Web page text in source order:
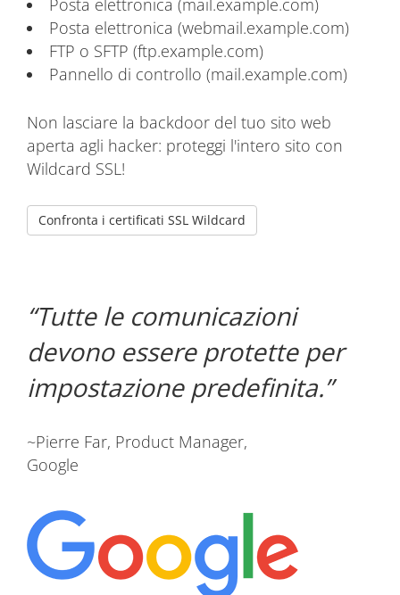
Posta elettronica (mail.example.com)
Posta elettronica (webmail.example.com)
FTP o SFTP (ftp.example.com)
Pannello di controllo (mail.example.com)
Non lasciare la backdoor del tuo sito web
aperta agli hacker: proteggi l'intero sito con
Wildcard SSL!
Confronta i certificati SSL Wildcard
Tutte le comunicazioni
devono essere protette per
impostazione predefinita.
~Pierre Far, Product Manager,
Google